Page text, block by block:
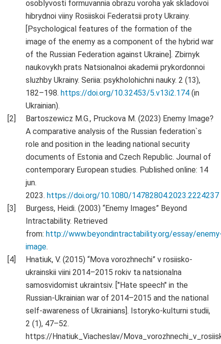
osoblyvosti formuvannia obrazu voroha yak skladovoi
hibrydnoi viiny Rosiiskoi Federatsii proty Ukrainy.
[Psychological features of the formation of the
image of the enemy as a component of the hybrid war
of the Russian Federation against Ukraine]. Zbirnyk
naukovykh prats Natsionalnoi akademii prykordonnoi
sluzhby Ukrainy. Seriia: psykholohichni nauky. 2 (13),
182–198. https://doi.org/10.32453/5.v13i2.174 (in
Ukrainian).
Bartoszewicz M.G., Pruckova M. (2023) Enemy Image?
A comparative analysis of the Russian federation`s
role and position in the leading national security
documents of Estonia and Czech Republic. Journal of
contemporary European studies. Published online: 14
jun.
2023. https://doi.org/10.1080/14782804.2023.2224237
Burgess, Heidi. (2003) “Enemy Images” Beyond
Intractability. Retrieved
from: http://www.beyondintractability.org/essay/
image.
Hnatiuk, V. (2015) “Mova vorozhnechi” v rosiisko-
ukrainskii viini 2014–2015 rokiv ta natsionalna
samosvidomist ukraintsiv. ["Hate speech" in the
Russian-Ukrainian war of 2014–2015 and the national
self-awareness of Ukrainians]. Istoryko-kulturni studii,
2 (1), 47–52.
https://Hnatiuk_Viacheslav/